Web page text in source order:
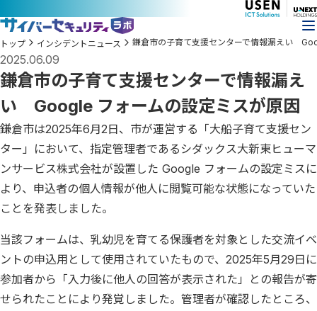
トップ インシデントニュース 鎌倉市の子育て支援センターで情報漏えい
2025.06.09
鎌倉市の子育て支援センターで情報漏え
い Google フォームの設定ミスが原因
鎌倉市は2025年6月2日、市が運営する「大船子育て支援セン
ター」において、指定管理者であるシダックス大新東ヒューマ
ンサービス株式会社が設置した Google フォームの設定ミスに
より、申込者の個人情報が他人に閲覧可能な状態になっていた
ことを発表しました。
当該フォームは、乳幼児を育てる保護者を対象とした交流イベ
ントの申込用として使用されていたもので、2025年5月29日に
参加者から「入力後に他人の回答が表示された」との報告が寄
せられたことにより発覚しました。管理者が確認したところ、